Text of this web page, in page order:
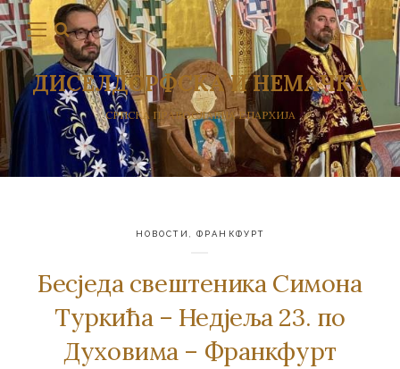
ДИСЕЛДОРФСКА И НЕМАЧКА
СРПСКА ПРАВОСЛАВНА ЕПАРХИЈА
НОВОСТИ ФРАНКФУРТ
Бесједа свештеника Симона
Туркића – Недјеља 23. по
Духовима – Франкфурт